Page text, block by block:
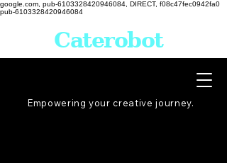
google.com, pub-6103328420946084, DIRECT, f08c47fec0942fa0
pub-6103328420946084
Empowering your creative journey.
Caterobot